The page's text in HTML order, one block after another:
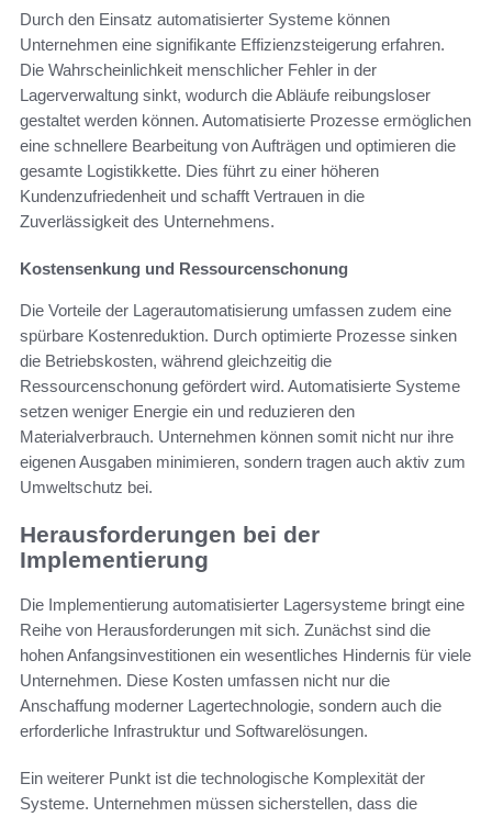
Durch den Einsatz automatisierter Systeme können
Unternehmen eine signifikante Effizienzsteigerung erfahren.
Die Wahrscheinlichkeit menschlicher Fehler in der
Lagerverwaltung sinkt, wodurch die Abläufe reibungsloser
gestaltet werden können. Automatisierte Prozesse ermöglichen
eine schnellere Bearbeitung von Aufträgen und optimieren die
gesamte Logistikkette. Dies führt zu einer höheren
Kundenzufriedenheit und schafft Vertrauen in die
Zuverlässigkeit des Unternehmens.
Kostensenkung und Ressourcenschonung
Die Vorteile der Lagerautomatisierung umfassen zudem eine
spürbare Kostenreduktion. Durch optimierte Prozesse sinken
die Betriebskosten, während gleichzeitig die
Ressourcenschonung gefördert wird. Automatisierte Systeme
setzen weniger Energie ein und reduzieren den
Materialverbrauch. Unternehmen können somit nicht nur ihre
eigenen Ausgaben minimieren, sondern tragen auch aktiv zum
Umweltschutz bei.
Herausforderungen bei der
Implementierung
Die Implementierung automatisierter Lagersysteme bringt eine
Reihe von Herausforderungen mit sich. Zunächst sind die
hohen Anfangsinvestitionen ein wesentliches Hindernis für viele
Unternehmen. Diese Kosten umfassen nicht nur die
Anschaffung moderner Lagertechnologie, sondern auch die
erforderliche Infrastruktur und Softwarelösungen.
Ein weiterer Punkt ist die technologische Komplexität der
Systeme. Unternehmen müssen sicherstellen, dass die